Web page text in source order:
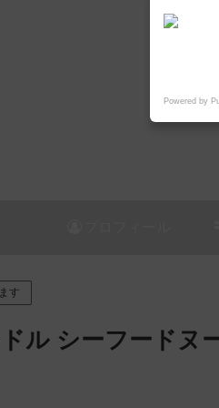
す
ル シーフードヌ
Powered by